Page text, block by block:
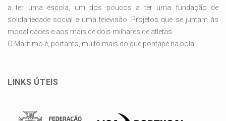
a ter uma escola, um dos poucos a ter uma fundação de
solidariedade social e uma televisão. Projetos que se juntam às
modalidades e aos mais de dois milhares de atletas.
O Marítimo é, portanto, muito mais do que pontapé na bola.
LINKS ÚTEIS